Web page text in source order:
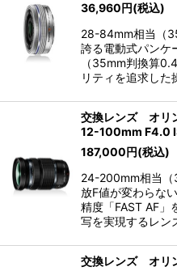
36,960円(税込)
28-84mm相当（
誇る電動式パンケ
（35mm判換算
リティを追求し
交換レンズ オリ
12-100mm F4.0
187,000円(税込)
24-200mm相当（
放F値が変わらな
精度「FAST AF」
写を実現するレ
交換レンズ オリ